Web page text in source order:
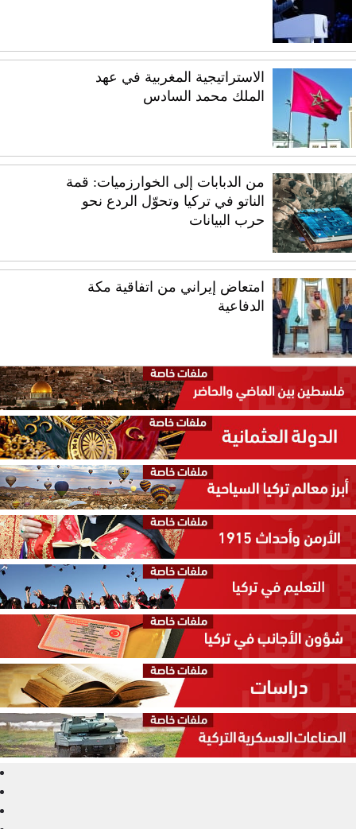
الاستراتيجية المغربية في عهد
الملك محمد السادس
من الدبابات إلى الخوارزميات: قمة
الناتو في تركيا وتحوّل الردع نحو
حرب البيانات
امتعاض إيراني من اتفاقية مكة
الدفاعية